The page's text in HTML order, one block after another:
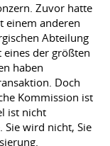
Zuvor hatte
einem anderen
Abteilung
eines der größten
haben
Doch
Kommission ist
ist nicht
Sie wird nicht, Sie